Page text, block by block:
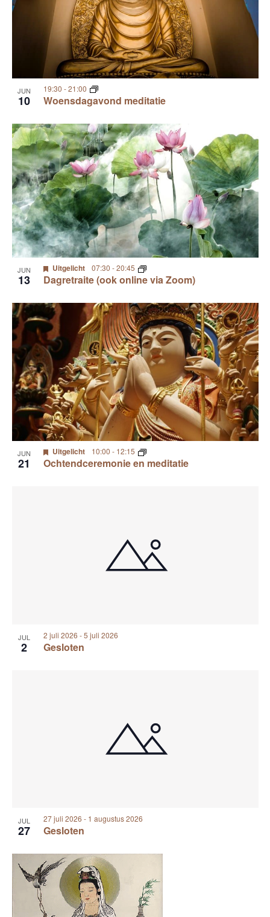
JUN
10 Woensdagavond meditatie
19:30 -21:00
JUN
13 Dagretraite (ook online via Zoom)
Uitgelicht 07:30 -20:45
JUN
21 Ochtendceremonie en meditatie
Uitgelicht 10:00 - 12:15
JUL
2 Gesloten
2 juli 2026 -5 juli 2026
JUL
27 Gesloten
27 juli 2026 - 1 augustus 2026